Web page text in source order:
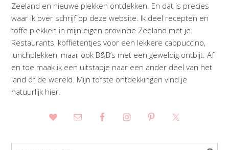
Zeeland en nieuwe plekken ontdekken. En dat is precies
waar ik over schrijf op deze website. Ik deel recepten en
toffe plekken in mijn eigen provincie Zeeland met je.
Restaurants, koffietentjes voor een lekkere cappuccino,
lunchplekken, maar ook B&B’s met een geweldig ontbijt. Af
en toe maak ik een uitstapje naar een ander deel van het
land of de wereld. Mijn tofste ontdekkingen vind je
natuurlijk hier.